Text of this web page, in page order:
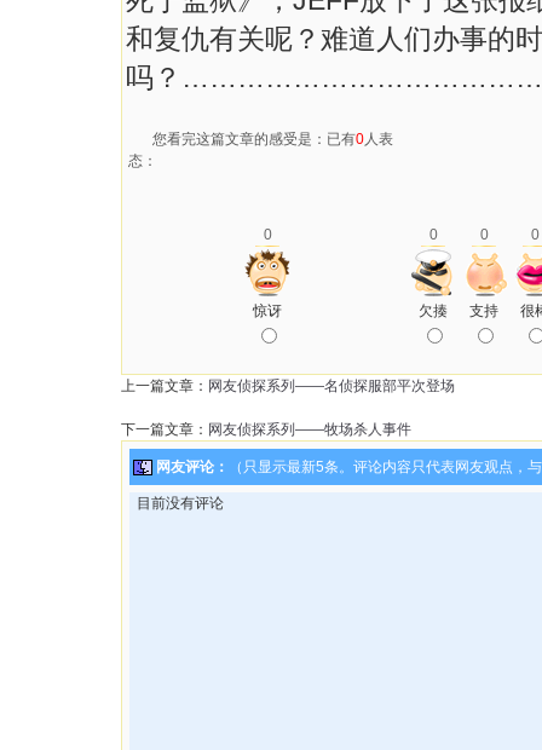
和复仇有关呢？难道人们办事的
吗？
您看完这篇文章的感受是：已有0人表
态：
0 0 0 0
惊讶 欠揍 支持 很
上一篇文章： 网友侦探系列——名侦探服部平次登场
下一篇文章： 网友侦探系列——牧场杀人事件
网友评论： （只显示最新5条。评论内容只代表网友观点，
目前没有评论